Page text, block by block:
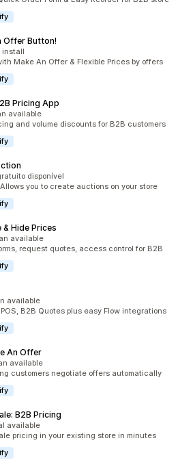
Offer Button!
install
Make An Offer & Flexible Prices by offers
Pricing App
available
and volume discounts for B2B customers
disponível
you to create auctions on your store
& Hide Prices
available
request quotes, access control for B2B
available
B2B Quotes plus easy Flow integrations
An Offer
available
customers negotiate offers automatically
B2B Pricing
available
pricing in your existing store in minutes